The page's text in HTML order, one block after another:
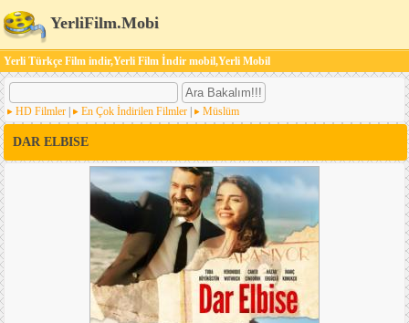
YerliFilm.Mobi
Yerli Türkçe Film indir,Yerli Film İndir mobil,Yerli Mobil
HD Filmler En Çok İndirilen Filmler Müslüm
DAR ELBISE